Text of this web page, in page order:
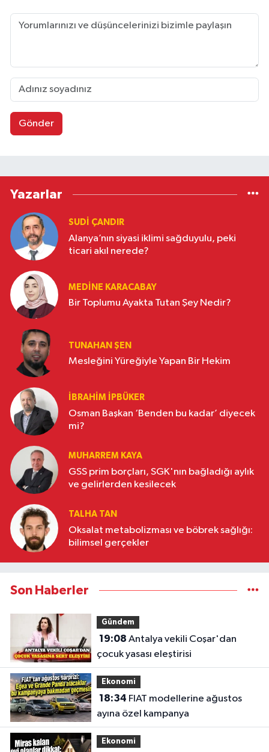
Gönder
Yazarlar
SUDI ÇANDIR
Alanya’nın siyasi iklimi sağduyulu, peki
ticari akıl nerede?
MEDINE KARACABAY
Bir Toplumu Ayakta Tutan Şey Nedir?
TUNAHAN ŞEN
Mesleğini Yüreğiyle Yapan Bir Hekim
İBRAHIM İPBÜKER
Osman Başkan ‘Benden bu kadar’ diyecek
mi?
MUHARREM KAYA
GSS prim borçları, SGK'nın bağladığı aylık
ve gelirlerden kesilecek
TALHA TAN
Oksalat metabolizması ve böbrek sağlığı:
bilimsel gerçekler
Son Haberler
Gündem
19:08
çocuk yasası eleştirisi
Ekonomi
18:34
ayına özel kampanya
Ekonomi